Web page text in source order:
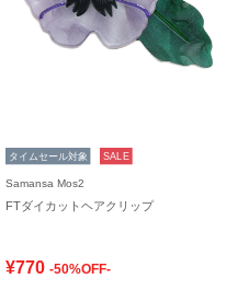
タイムセール対象 SALE
Samansa Mos2
FTダイカットヘアクリップ
¥770 -50%OFF-